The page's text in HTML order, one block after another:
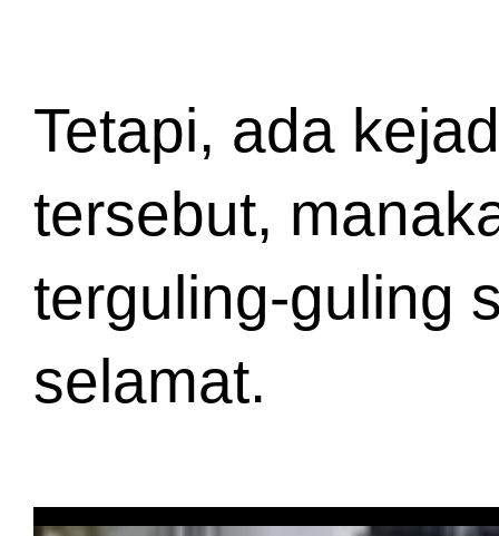
Tetapi, ada
tersebut,
terguling-guling
selamat.